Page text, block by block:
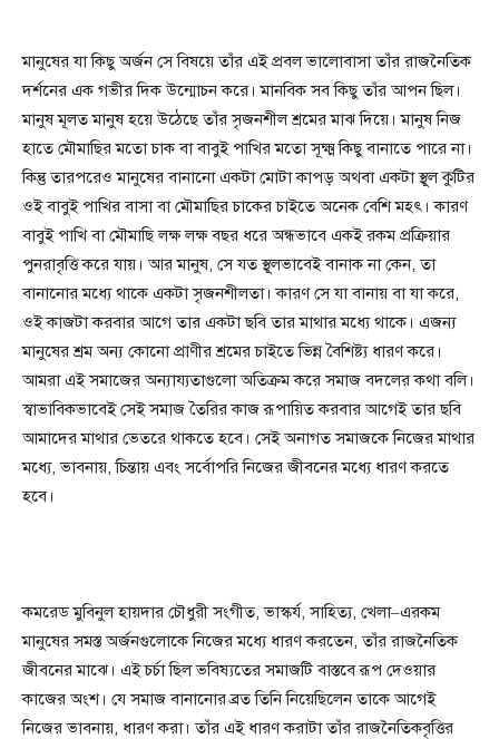
মানুষের যা কিছু অর্জন সে বিষয়ে তাঁর এই প্রবল ভালোবাসা তাঁর রাজনৈতিক
দর্শনের এক গভীর দিক উন্মোচন করে। মানবিক সব কিছু তাঁর আপন ছিল।
মানুষ মূলত মানুষ হয়ে উঠেছে তাঁর সৃজনশীল শ্রমের মাঝ দিয়ে। মানুষ নিজ
হাতে মৌমাছির মতো চাক বা বাবুই পাখির মতো সূক্ষ্ম কিছু বানাতে পারে না।
কিন্তু তারপরেও মানুষের বানানো একটা মোটা কাপড় অথবা একটা স্থূল কুটির
ওই বাবুই পাখির বাসা বা মৌমাছির চাকের চাইতে অনেক বেশি মহৎ। কারণ
বাবুই পাখি বা মৌমাছি লক্ষ লক্ষ বছর ধরে অন্ধভাবে একই রকম প্রক্রিয়ার
পুনরাবৃত্তি করে যায়। আর মানুষ, সে যত স্থূলভাবেই বানাক না কেন, তা
বানানোর মধ্যে থাকে একটা সৃজনশীলতা। কারণ সে যা বানায় বা যা করে,
ওই কাজটা করবার আগে তার একটা ছবি তার মাথার মধ্যে থাকে। এজন্য
মানুষের শ্রম অন্য কোনো প্রাণীর শ্রমের চাইতে ভিন্ন বৈশিষ্ট্য ধারণ করে।
আমরা এই সমাজের অন্যায্যতাগুলো অতিক্রম করে সমাজ বদলের কথা বলি।
স্বাভাবিকভাবেই সেই সমাজ তৈরির কাজ রূপায়িত করবার আগেই তার ছবি
আমাদের মাথার ভেতরে থাকতে হবে। সেই অনাগত সমাজকে নিজের মাথার
মধ্যে, ভাবনায়, চিন্তায় এবং সর্বোপরি নিজের জীবনের মধ্যে ধারণ করতে
হবে।
কমরেড মুবিনুল হায়দার চৌধুরী সংগীত, ভাস্কর্য, সাহিত্য, খেলা–এরকম
মানুষের সমস্ত অর্জনগুলোকে নিজের মধ্যে ধারণ করতেন, তাঁর রাজনৈতিক
জীবনের মাঝে। এই চর্চা ছিল ভবিষ্যতের সমাজটি বাস্তবে রূপ দেওয়ার
কাজের অংশ। যে সমাজ বানানোর ব্রত তিনি নিয়েছিলেন তাকে আগেই
নিজের ভাবনায়, ধারণ করা। তাঁর এই ধারণ করাটা তাঁর রাজনৈতিকবৃত্তির